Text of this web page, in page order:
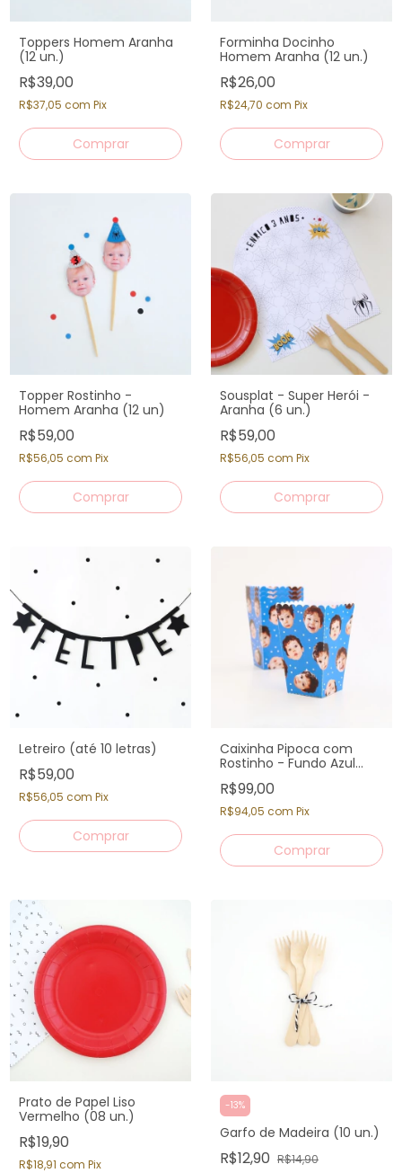
Toppers Homem Aranha
(12 un.)
R$39,00
R$37,05 com Pix
Forminha Docinho
Homem Aranha (12 un.)
R$26,00
R$24,70 com Pix
Topper Rostinho -
Homem Aranha (12 un)
R$59,00
R$56,05 com Pix
Sousplat - Super Herói -
Aranha (6 un.)
R$59,00
R$56,05 com Pix
Letreiro (até 10 letras)
R$59,00
R$56,05 com Pix
Caixinha Pipoca com
Rostinho - Fundo Azul
Escuro (12 un)
R$99,00
R$94,05 com Pix
Prato de Papel Liso
Vermelho (08 un.)
R$19,90
R$18,91 com Pix
-13%
Garfo de Madeira (10 un.)
R$12,90 R$14,90